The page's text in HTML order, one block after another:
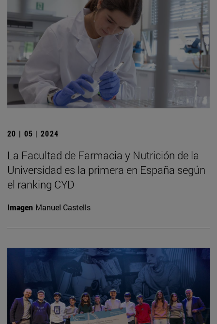
20 | 05 | 2024
La Facultad de Farmacia y Nutrición de la
Universidad es la primera en España según
el ranking CYD
Imagen Manuel Castells